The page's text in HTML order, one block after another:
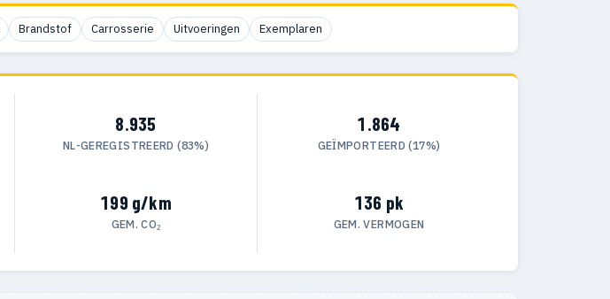
Brandstof Carrosserie Uitvoeringen Exemplaren
8.935
NL-GEREGISTREERD (83%)
1.864
GEÏMPORTEERD (17%)
199 g/km
GEM. CO₂
136 pk
GEM. VERMOGEN